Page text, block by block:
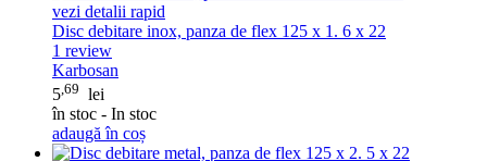
vezi detalii rapid
Disc debitare inox, panza de flex 125 x 1. 6 x 22
1 review
Karbosan
5 ,69 lei
în stoc - In stoc
adaugă în coș